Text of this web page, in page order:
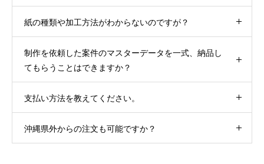
紙の種類や加工方法がわからないのですが？
制作を依頼した案件のマスターデータを一式、納品し
てもらうことはできますか？
支払い方法を教えてください。
沖縄県外からの注文も可能ですか？